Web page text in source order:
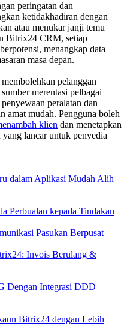
peringatan dan
ketidakhadiran dengan
atau menukar janji temu
Bitrix24 CRM, setiap
menangkap data
masa depan.
pelanggan
merentasi pelbagai
peralatan dan
amat mudah. Pengguna boleh
klien dan menetapkan
yang lancar untuk penyedia
dalam Aplikasi Mudah Alih
Perbualan kepada Tindakan
Pasukan Berpusat
Invois Berulang &
Dengan Integrasi DDD